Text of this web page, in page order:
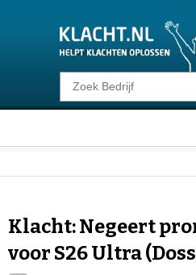
Klacht melden
Consumentenrecht
Voor Bedrijven
Klacht: Negeert
voor S26 Ultra